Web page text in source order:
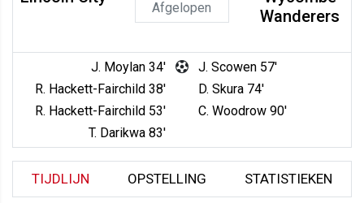
Afgelopen
Wanderers
J. Moylan 34'
R. Hackett-Fairchild 38'
R. Hackett-Fairchild 53'
T. Darikwa 83'
J. Scowen 57'
D. Skura 74'
C. Woodrow 90'
TIJDLIJN OPSTELLING STATISTIEKEN